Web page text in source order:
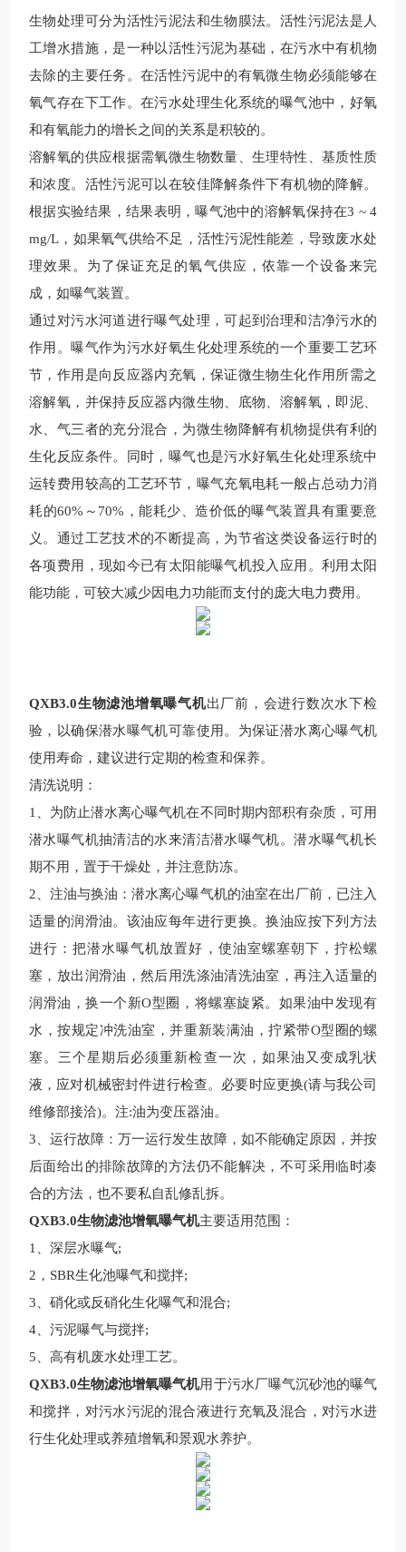
生物处理可分为活性污泥法和生物膜法。活性污泥法是人
工增水措施，是一种以活性污泥为基础，在污水中有机物
去除的主要任务。在活性污泥中的有氧微生物必须能够在
氧气存在下工作。在污水处理生化系统的曝气池中，好氧
和有氧能力的增长之间的关系是积较的。
溶解氧的供应根据需氧微生物数量、生理特性、基质性质
和浓度。活性污泥可以在较佳降解条件下有机物的降解。
根据实验结果，结果表明，曝气池中的溶解氧保持在3 ~ 4
mg/L ，如果氧气供给不足，活性污泥性能差，导致废水处
理效果。为了保证充足的氧气供应，依靠一个设备来完
成，如曝气装置。
通过对污水河道进行曝气处理，可起到治理和洁净污水的
作用。曝气作为污水好氧生化处理系统的一个重要工艺环
节，作用是向反应器内充氧，保证微生物生化作用所需之
溶解氧，并保持反应器内微生物、底物、溶解氧，即泥、
水、气三者的充分混合，为微生物降解有机物提供有利的
生化反应条件。同时，曝气也是污水好氧生化处理系统中
运转费用较高的工艺环节，曝气充氧电耗一般占总动力消
耗的60% ～ 70% ，能耗少、造价低的曝气装置具有重要意
义。通过工艺技术的不断提高，为节省这类设备运行时的
各项费用，现如今已有太阳能曝气机投入应用。利用太阳
能功能，可较大减少因电力功能而支付的庞大电力费用。
QXB3.0生物滤池增氧曝气机出厂前，会进行数次水下检
验，以确保潜水曝气机可靠使用。为保证潜水离心曝气机
使用寿命，建议进行定期的检查和保养。
清洗说明：
1、为防止潜水离心曝气机在不同时期内部积有杂质，可用
潜水曝气机抽清洁的水来清洁潜水曝气机。潜水曝气机长
期不用，置于干燥处，并注意防冻。
2、注油与换油：潜水离心曝气机的油室在出厂前，已注入
适量的润滑油。该油应每年进行更换。换油应按下列方法
进行：把潜水曝气机放置好，使油室螺塞朝下，拧松螺
塞，放出润滑油，然后用洗涤油清洗油室，再注入适量的
润滑油，换一个新Ο型圈，将螺塞旋紧。如果油中发现有
水，按规定冲洗油室，并重新装满油，拧紧带O型圈的螺
塞。三个星期后必须重新检查一次，如果油又变成乳状
液，应对机械密封件进行检查。必要时应更换(请与我公司
维修部接洽)。注:油为变压器油。
3、运行故障：万一运行发生故障，如不能确定原因，并按
后面给出的排除故障的方法仍不能解决，不可采用临时凑
合的方法，也不要私自乱修乱拆。
QXB3.0生物滤池增氧曝气机主要适用范围：
1
、深层水曝气;
2 ， SBR生化池曝气和搅拌;
3 、硝化或反硝化生化曝气和混合;
4 、污泥曝气与搅拌;
5 、高有机废水处理工艺。
QXB3.0生物滤池增氧曝气机用于污水厂曝气沉砂池的曝气
和搅拌，对污水污泥的混合液进行充氧及混合，对污水进
行生化处理或养殖增氧和景观水养护。